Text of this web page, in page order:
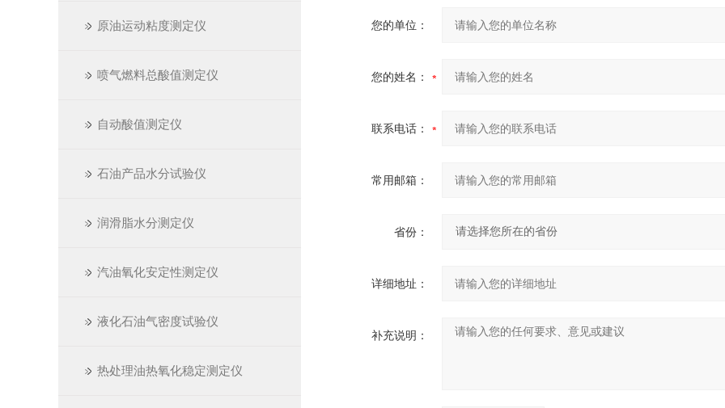
原油运动粘度测定仪
喷气燃料总酸值测定仪
自动酸值测定仪
石油产品水分试验仪
润滑脂水分测定仪
汽油氧化安定性测定仪
液化石油气密度试验仪
热处理油热氧化稳定测定仪
您的单位：
您的姓名：
联系电话：
常用邮箱：
省份：
详细地址：
补充说明：